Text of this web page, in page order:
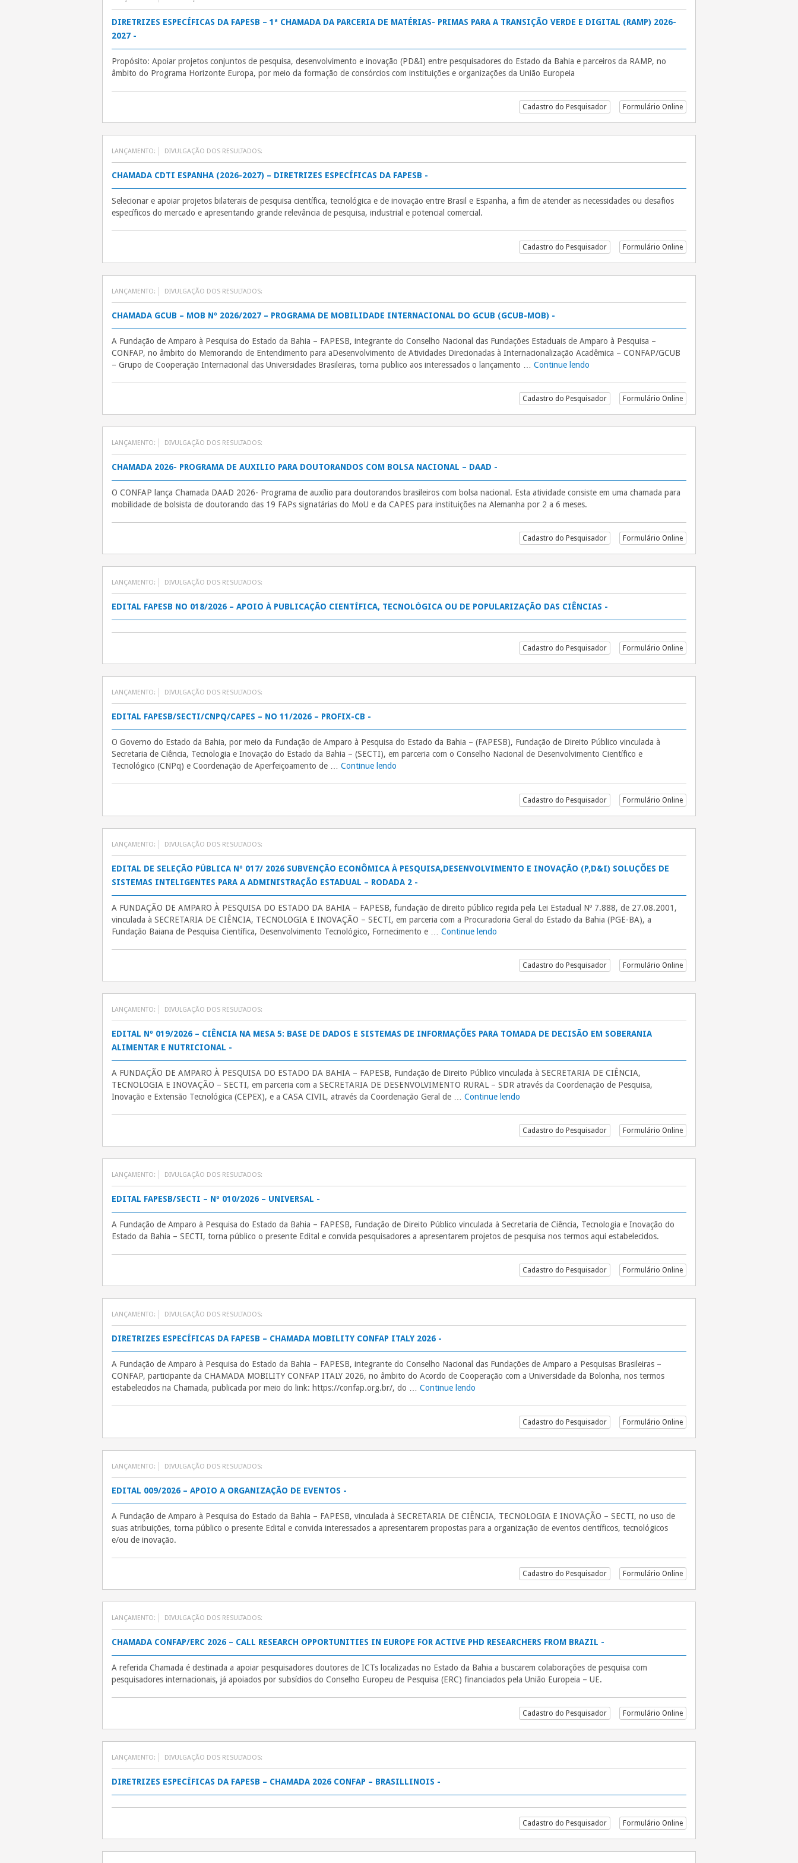
DIRETRIZES ESPECÍFICAS DA FAPESB – 1ª CHAMADA DA PARCERIA DE MATÉRIAS- PRIMAS PARA A TRANSIÇÃO VERDE E DIGITAL (RAMP) 2026-
2027 -
Propósito: Apoiar projetos conjuntos de pesquisa, desenvolvimento e inovação (PD&I) entre pesquisadores do Estado da Bahia e parceiros da RAMP, no
âmbito do Programa Horizonte Europa, por meio da formação de consórcios com instituições e organizações da União Europeia
Cadastro do Pesquisador Formulário Online
LANÇAMENTO: DIVULGAÇÃO DOS RESULTADOS:
CHAMADA CDTI ESPANHA (2026-2027) – DIRETRIZES ESPECÍFICAS DA FAPESB -
Selecionar e apoiar projetos bilaterais de pesquisa científica, tecnológica e de inovação entre Brasil e Espanha, a fim de atender as necessidades ou desafios
específicos do mercado e apresentando grande relevância de pesquisa, industrial e potencial comercial.
Cadastro do Pesquisador Formulário Online
LANÇAMENTO: DIVULGAÇÃO DOS RESULTADOS:
CHAMADA GCUB – MOB Nº 2026/2027 – PROGRAMA DE MOBILIDADE INTERNACIONAL DO GCUB (GCUB-MOB) -
A Fundação de Amparo à Pesquisa do Estado da Bahia – FAPESB, integrante do Conselho Nacional das Fundações Estaduais de Amparo à Pesquisa –
CONFAP, no âmbito do Memorando de Entendimento para aDesenvolvimento de Atividades Direcionadas à Internacionalização Acadêmica – CONFAP/GCUB
– Grupo de Cooperação Internacional das Universidades Brasileiras, torna publico aos interessados o lançamento … Continue lendo
Cadastro do Pesquisador Formulário Online
LANÇAMENTO: DIVULGAÇÃO DOS RESULTADOS:
CHAMADA 2026- PROGRAMA DE AUXILIO PARA DOUTORANDOS COM BOLSA NACIONAL – DAAD -
O CONFAP lança Chamada DAAD 2026- Programa de auxílio para doutorandos brasileiros com bolsa nacional. Esta atividade consiste em uma chamada para
mobilidade de bolsista de doutorando das 19 FAPs signatárias do MoU e da CAPES para instituições na Alemanha por 2 a 6 meses.
Cadastro do Pesquisador Formulário Online
LANÇAMENTO: DIVULGAÇÃO DOS RESULTADOS:
EDITAL FAPESB NO 018/2026 – APOIO À PUBLICAÇÃO CIENTÍFICA, TECNOLÓGICA OU DE POPULARIZAÇÃO DAS CIÊNCIAS -
Cadastro do Pesquisador Formulário Online
LANÇAMENTO: DIVULGAÇÃO DOS RESULTADOS:
EDITAL FAPESB/SECTI/CNPQ/CAPES – NO 11/2026 – PROFIX-CB -
O Governo do Estado da Bahia, por meio da Fundação de Amparo à Pesquisa do Estado da Bahia – (FAPESB), Fundação de Direito Público vinculada à
Secretaria de Ciência, Tecnologia e Inovação do Estado da Bahia – (SECTI), em parceria com o Conselho Nacional de Desenvolvimento Científico e
Tecnológico (CNPq) e Coordenação de Aperfeiçoamento de … Continue lendo
Cadastro do Pesquisador Formulário Online
LANÇAMENTO: DIVULGAÇÃO DOS RESULTADOS:
EDITAL DE SELEÇÃO PÚBLICA Nº 017/ 2026 SUBVENÇÃO ECONÔMICA À PESQUISA,DESENVOLVIMENTO E INOVAÇÃO (P,D&I) SOLUÇÕES DE
SISTEMAS INTELIGENTES PARA A ADMINISTRAÇÃO ESTADUAL – RODADA 2 -
A FUNDAÇÃO DE AMPARO À PESQUISA DO ESTADO DA BAHIA – FAPESB, fundação de direito público regida pela Lei Estadual Nº 7.888, de 27.08.2001,
vinculada à SECRETARIA DE CIÊNCIA, TECNOLOGIA E INOVAÇÃO – SECTI, em parceria com a Procuradoria Geral do Estado da Bahia (PGE-BA), a
Fundação Baiana de Pesquisa Científica, Desenvolvimento Tecnológico, Fornecimento e … Continue lendo
Cadastro do Pesquisador Formulário Online
LANÇAMENTO: DIVULGAÇÃO DOS RESULTADOS:
EDITAL Nº 019/2026 – CIÊNCIA NA MESA 5: BASE DE DADOS E SISTEMAS DE INFORMAÇÕES PARA TOMADA DE DECISÃO EM SOBERANIA
ALIMENTAR E NUTRICIONAL -
A FUNDAÇÃO DE AMPARO À PESQUISA DO ESTADO DA BAHIA – FAPESB, Fundação de Direito Público vinculada à SECRETARIA DE CIÊNCIA,
TECNOLOGIA E INOVAÇÃO – SECTI, em parceria com a SECRETARIA DE DESENVOLVIMENTO RURAL – SDR através da Coordenação de Pesquisa,
Inovação e Extensão Tecnológica (CEPEX), e a CASA CIVIL, através da Coordenação Geral de … Continue lendo
Cadastro do Pesquisador Formulário Online
LANÇAMENTO: DIVULGAÇÃO DOS RESULTADOS:
EDITAL FAPESB/SECTI – Nº 010/2026 – UNIVERSAL -
A Fundação de Amparo à Pesquisa do Estado da Bahia – FAPESB, Fundação de Direito Público vinculada à Secretaria de Ciência, Tecnologia e Inovação do
Estado da Bahia – SECTI, torna público o presente Edital e convida pesquisadores a apresentarem projetos de pesquisa nos termos aqui estabelecidos.
Cadastro do Pesquisador Formulário Online
LANÇAMENTO: DIVULGAÇÃO DOS RESULTADOS:
DIRETRIZES ESPECÍFICAS DA FAPESB – CHAMADA MOBILITY CONFAP ITALY 2026 -
A Fundação de Amparo à Pesquisa do Estado da Bahia – FAPESB, integrante do Conselho Nacional das Fundações de Amparo a Pesquisas Brasileiras –
CONFAP, participante da CHAMADA MOBILITY CONFAP ITALY 2026, no âmbito do Acordo de Cooperação com a Universidade da Bolonha, nos termos
estabelecidos na Chamada, publicada por meio do link: https://confap.org.br/, do … Continue lendo
Cadastro do Pesquisador Formulário Online
LANÇAMENTO: DIVULGAÇÃO DOS RESULTADOS:
EDITAL 009/2026 – APOIO A ORGANIZAÇÃO DE EVENTOS -
A Fundação de Amparo à Pesquisa do Estado da Bahia – FAPESB, vinculada à SECRETARIA DE CIÊNCIA, TECNOLOGIA E INOVAÇÃO – SECTI, no uso de
suas atribuições, torna público o presente Edital e convida interessados a apresentarem propostas para a organização de eventos científicos, tecnológicos
e/ou de inovação.
Cadastro do Pesquisador Formulário Online
LANÇAMENTO: DIVULGAÇÃO DOS RESULTADOS:
CHAMADA CONFAP/ERC 2026 – CALL RESEARCH OPPORTUNITIES IN EUROPE FOR ACTIVE PHD RESEARCHERS FROM BRAZIL -
A referida Chamada é destinada a apoiar pesquisadores doutores de ICTs localizadas no Estado da Bahia a buscarem colaborações de pesquisa com
pesquisadores internacionais, já apoiados por subsídios do Conselho Europeu de Pesquisa (ERC) financiados pela União Europeia – UE.
Cadastro do Pesquisador Formulário Online
LANÇAMENTO: DIVULGAÇÃO DOS RESULTADOS:
DIRETRIZES ESPECÍFICAS DA FAPESB – CHAMADA 2026 CONFAP – BRASILLINOIS -
Cadastro do Pesquisador Formulário Online